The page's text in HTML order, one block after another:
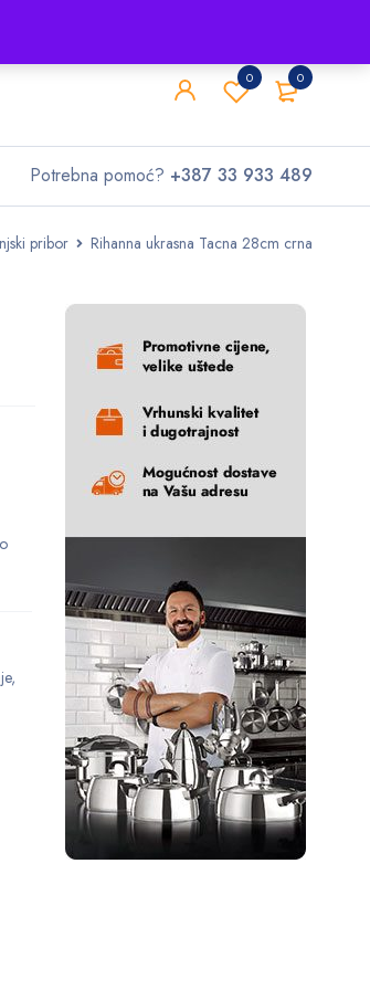
0
0
Potrebna pomoć? +387 33 933 489
pribor Rihanna ukrasna Tacna 28cm crna
,